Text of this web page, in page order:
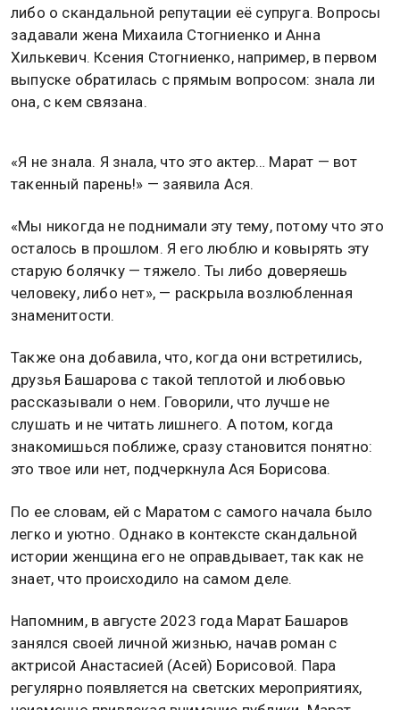
либо о скандальной репутации её супруга. Вопросы
задавали жена Михаила Стогниенко и Анна
Хилькевич. Ксения Стогниенко, например, в первом
выпуске обратилась с прямым вопросом: знала ли
она, с кем связана.
«Я не знала. Я знала, что это актер… Марат — вот
такенный парень!» — заявила Ася.
«Мы никогда не поднимали эту тему, потому что это
осталось в прошлом. Я его люблю и ковырять эту
старую болячку — тяжело. Ты либо доверяешь
человеку, либо нет», — раскрыла возлюбленная
знаменитости.
Также она добавила, что, когда они встретились,
друзья Башарова с такой теплотой и любовью
рассказывали о нем. Говорили, что лучше не
слушать и не читать лишнего. А потом, когда
знакомишься поближе, сразу становится понятно:
это твое или нет, подчеркнула Ася Борисова.
По ее словам, ей с Маратом с самого начала было
легко и уютно. Однако в контексте скандальной
истории женщина его не оправдывает, так как не
знает, что происходило на самом деле.
Напомним, в августе 2023 года Марат Башаров
занялся своей личной жизнью, начав роман с
актрисой Анастасией (Асей) Борисовой. Пара
регулярно появляется на светских мероприятиях,